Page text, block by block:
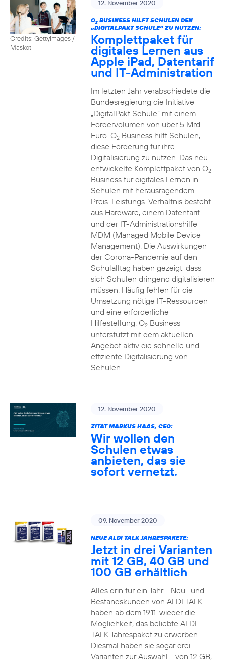
Credits: GettyImages /
Maskot
12. November 2020
O2BUSINESS HILFT SCHULEN DEN
„DIGITALPAKT SCHULE“ ZU NUTZEN:
Komplettpaket für
digitales Lernen aus
Apple iPad, Datentarif
und IT-Administration
Im letzten Jahr verabschiedete die
Bundesregierung die Initiative
„DigitalPakt Schule“ mit einem
Fördervolumen von über 5 Mrd.
Euro. O2Business hilft Schulen,
diese Förderung für ihre
Digitalisierung zu nutzen. Das neu
entwickelte Komplettpaket von O2
Business für digitales Lernen in
Schulen mit herausragendem
Preis-Leistungs-Verhältnis besteht
aus Hardware, einem Datentarif
und der IT-Administrationshilfe
MDM (Managed Mobile Device
Management). Die Auswirkungen
der Corona-Pandemie auf den
Schulalltag haben gezeigt, dass
sich Schulen dringend digitalisieren
müssen. Häufig fehlen für die
Umsetzung nötige IT-Ressourcen
und eine erforderliche
Hilfestellung. O2Business
unterstützt mit dem aktuellen
Angebot aktiv die schnelle und
effiziente Digitalisierung von
Schulen.
12. November 2020
ZITAT MARKUS HAAS, CEO:
Wir wollen den
Schulen etwas
anbieten, das sie
sofort vernetzt.
09. November 2020
NEUE ALDI TALK JAHRESPAKETE:
Jetzt in drei Varianten
mit 12 GB, 40 GB und
100 GB erhältlich
Alles drin für ein Jahr - Neu- und
Bestandskunden von ALDI TALK
haben ab dem 19.11. wieder die
Möglichkeit, das beliebte ALDI
TALK Jahrespaket zu erwerben.
Diesmal haben sie sogar drei
Varianten zur Auswahl - von 12 GB,